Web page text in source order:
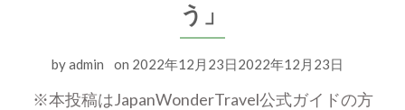
う」
byadmin on 2022年12月23日2022年12月23日
※本投稿はJapanWonderTravel公式ガイドの方